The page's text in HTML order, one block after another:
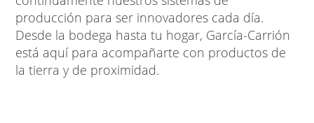
producción para ser innovadores cada día.
Desde la bodega hasta tu hogar, García-Carrión
está aquí para acompañarte con productos de
la tierra y de proximidad.